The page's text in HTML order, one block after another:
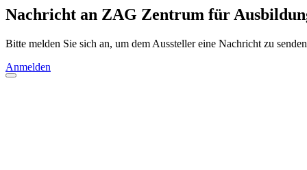
Nachricht an ZAG Zentrum für
Bitte melden Sie sich an, um dem Aussteller eine Nachricht zu
Anmelden